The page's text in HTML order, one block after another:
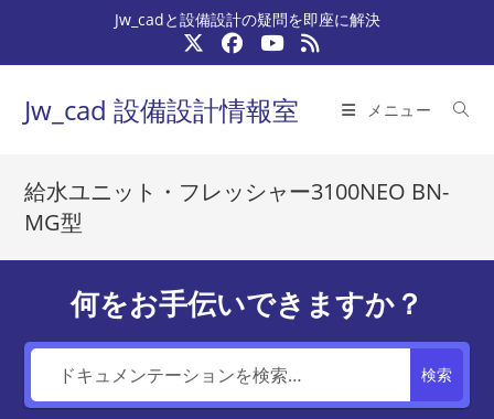
テ
プ
Jw_cadと設備設計の疑問を即座に解決
Jw_cad 設備設計情報室 メニュー
給水ユニット・フレッシャー3100NEO BN-
MG型
何をお手伝いできますか？
検索